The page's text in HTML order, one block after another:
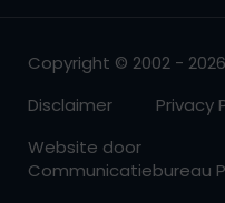
Copyright © 2002 -
Disclaimer
Privacy
Website door
Communicatiebureau